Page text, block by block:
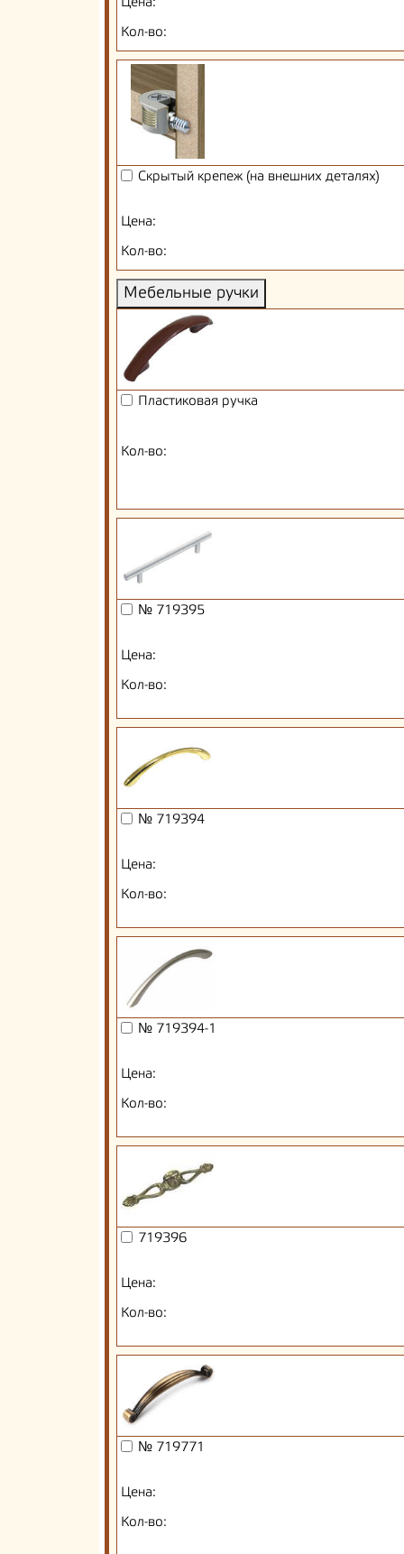
Кол-во:
Скрытый крепеж (на внешних деталях)
Цена:
Кол-во:
Мебельные ручки
Пластиковая ручка
Кол-во:
№ 719395
Цена:
Кол-во:
№ 719394
Цена:
Кол-во:
№ 719394-1
Цена:
Кол-во:
719396
Цена:
Кол-во:
№ 719771
Цена:
Кол-во: